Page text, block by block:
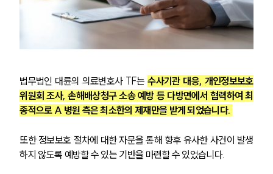
업무사례
주요 업무사례
법률정보
법률지식인
고객후기
업무분야
법무법인 대륜의 의료변호사 TF는 수사기관 대응, 개인정보보호
위원회 조사, 손해배상청구 소송 예방 등 다방면에서 협력하여 최
종적으로 A 병원 측은 최소한의 제재만을 받게 되었습니다.
또한 정보보호 절차에 대한 자문을 통해 향후 유사한 사건이 발생
하지 않도록 예방할 수 있는 기반을 마련할 수 있었습니다.